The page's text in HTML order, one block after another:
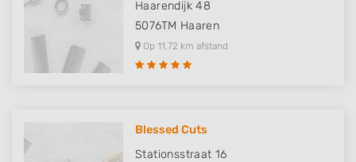
Haarendijk 48
5076TM Haaren
Op 11,72 km afstand
Blessed Cuts
Stationsstraat 16